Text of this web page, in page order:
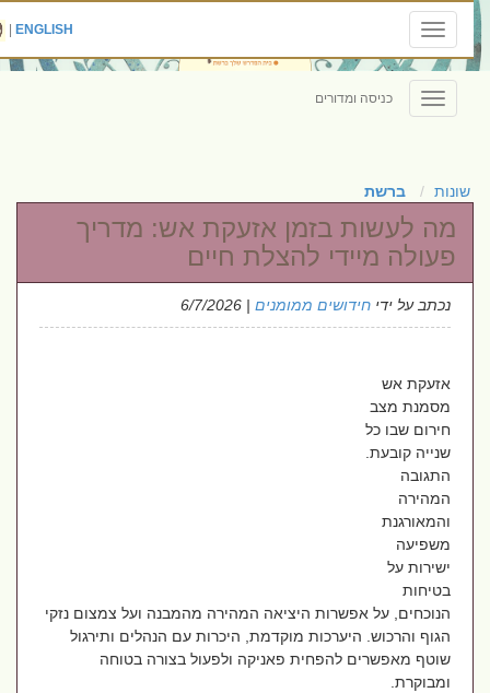
Toggle
navigation
ENGLISH
|
Toggle
navigation
כניסה ומדורים
שונות ברשת
מה לעשות בזמן אזעקת אש: מדריך
פעולה מיידי להצלת חיים
נכתב על ידיחידושים ממומנים| 6/7/2026
אזעקת אש
מסמנת מצב
חירום שבו כל
שנייה קובעת.
התגובה
המהירה
והמאורגנת
משפיעה
ישירות על
בטיחות
הנוכחים, על אפשרות היציאה המהירה מהמבנה ועל צמצום נזקי
הגוף והרכוש. היערכות מוקדמת, היכרות עם הנהלים ותירגול
שוטף מאפשרים להפחית פאניקה ולפעול בצורה בטוחה
ומבוקרת.